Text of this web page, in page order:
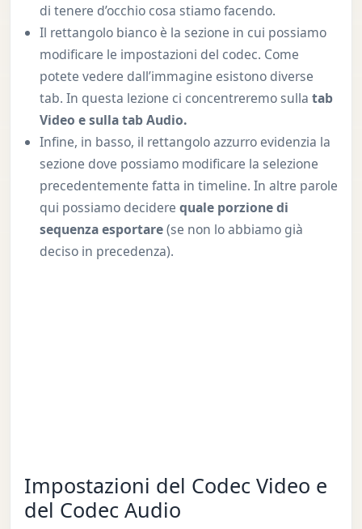
di tenere d’occhio cosa stiamo facendo.
Il rettangolo bianco è la sezione in cui possiamo
modificare le impostazioni del codec. Come
potete vedere dall’immagine esistono diverse
tab. In questa lezione ci concentreremo sulla tab
Video e sulla tab Audio.
Infine, in basso, il rettangolo azzurro evidenzia la
sezione dove possiamo modificare la selezione
precedentemente fatta in timeline. In altre parole
qui possiamo decidere quale porzione di
sequenza esportare(se non lo abbiamo già
deciso in precedenza).
Impostazioni del Codec Video e
del Codec Audio